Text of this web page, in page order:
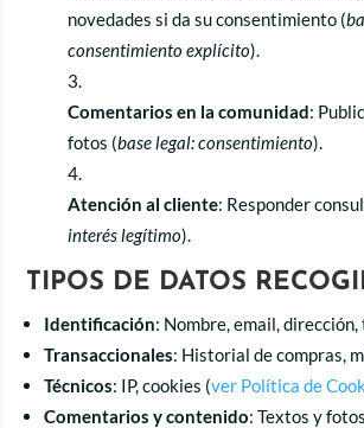
novedades si da su consentimiento (
consentimiento explícito).
Comentarios en la comunidad:
fotos (base legal: consentimiento).
Atención al cliente: Responder
interés legítimo).
TIPOS DE DATOS
Identificación: Nombre, email,
Transaccionales: Historial de compras,
Técnicos: IP, cookies (ver Política de
Comentarios y contenido: Textos y